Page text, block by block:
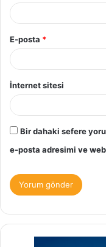
E-posta *
İnternet sitesi
Bir dahaki sefere
e-posta adresimi ve